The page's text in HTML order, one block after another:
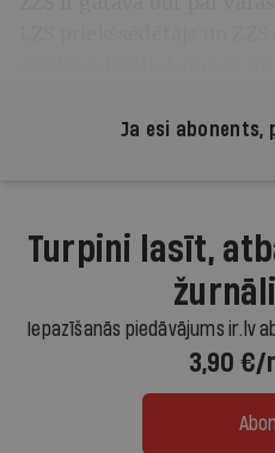
Ja esi abonents,
Turpini lasīt,
Iepazīšanās piedāvājums ir.lv
3,90 €/